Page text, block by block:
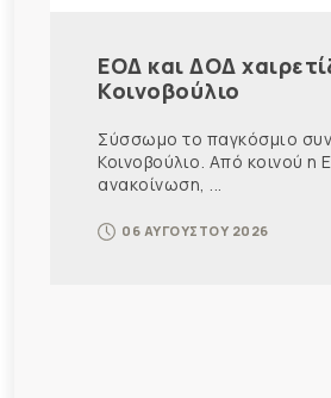
ΕΟΔ και ΔΟΔ
Κοινοβούλιο
Σύσσωμο το παγκόσμιο
Κοινοβούλιο. Από κοινού
ανακοίνωση, ...
06 ΑΥΓΟΥΣΤΟΥ 2026